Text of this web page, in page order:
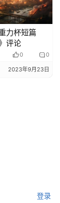
力杯短篇
评论
0 0
2023年9月23日
登录